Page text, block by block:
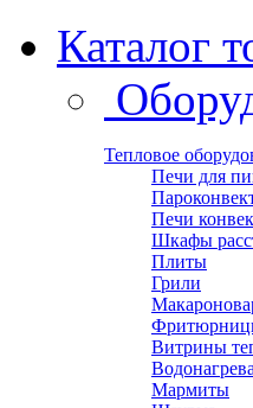
Каталог
Тепловое
Печи для
Печи
Шкафы
Плиты
Грили
Витрины
Мармиты